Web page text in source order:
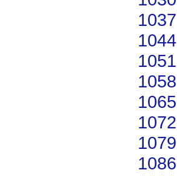
1037
1044
1051
1058
1065
1072
1079
1086